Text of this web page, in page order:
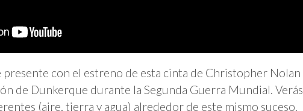
presente con el estreno de esta cinta de Christopher Nolan
de Dunkerque durante la Segunda Guerra Mundial. Verás
(aire, tierra y agua) alrededor de este mismo suceso.